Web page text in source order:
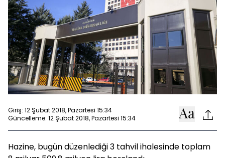
Giriş: 12 Şubat 2018, Pazartesi 15:34
Güncelleme: 12 Şubat 2018, Pazartesi 15:34
Hazine, bugün düzenlediği 3 tahvil ihalesinde toplam